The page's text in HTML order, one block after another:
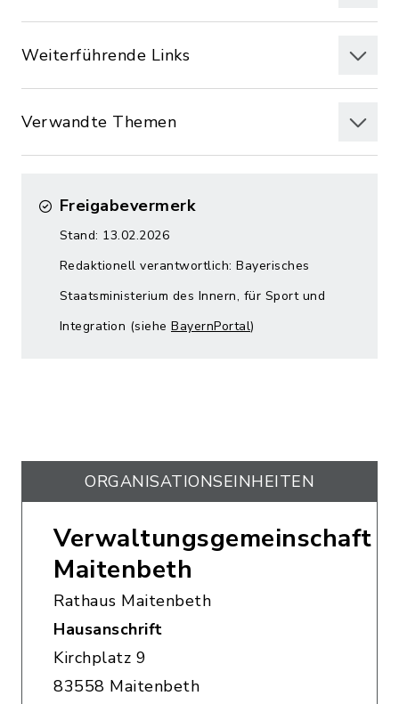
Weiterführende Links
Verwandte Themen
Freigabevermerk
Stand: 13.02.2026
Redaktionell verantwortlich: Bayerisches
Staatsministerium des Innern, für Sport und
Integration (siehe BayernPortal)
ORGANISATIONS­EINHEITEN
Verwaltungsgemeinschaft
Maitenbeth
Rathaus Maitenbeth
Hausanschrift
Kirchplatz 9
83558 Maitenbeth